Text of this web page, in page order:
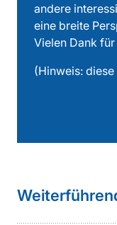
andere
eine breite
Vielen Dank
(Hinweis: